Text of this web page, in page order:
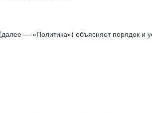
— «Политика») объясняет порядок и